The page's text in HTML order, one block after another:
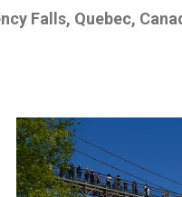
Falls, Quebec,